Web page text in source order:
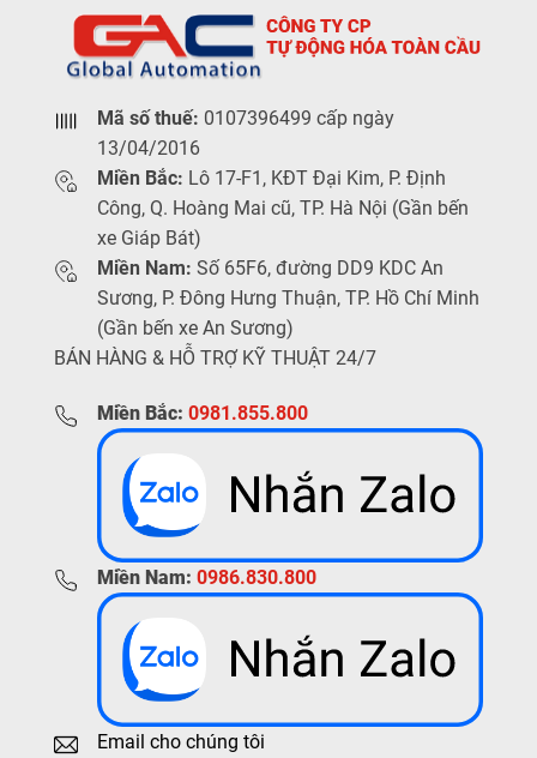
Mã số thuế: 0107396499 cấp ngày
13/04/2016
Miền Bắc: Lô 17-F1, KĐT Đại Kim, P. Định
Công, Q. Hoàng Mai cũ, TP. Hà Nội (Gần bến
xe Giáp Bát)
Miền Nam: Số 65F6, đường DD9 KDC An
Sương, P. Đông Hưng Thuận, TP. Hồ Chí Minh
(Gần bến xe An Sương)
BÁN HÀNG & HỖ TRỢ KỸ THUẬT 24/7
Miền Bắc: 0981.855.800
Miền Nam: 0986.830.800
Email cho chúng tôi